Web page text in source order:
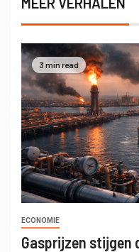
3 min read
ECONOMIE
Gasprijzen stijgen